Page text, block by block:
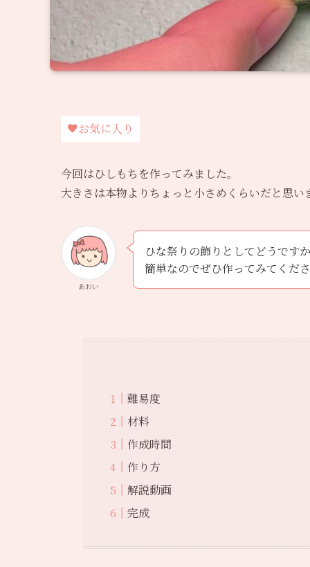
お気に入り
今回はひしもちを作ってみました。
大きさは本物よりちょっと小さめくらいだと思い
あおい
ひな祭りの飾りとしてどうです
簡単なのでぜひ作ってみてくだ
難易度
材料
作成時間
作り方
解説動画
完成